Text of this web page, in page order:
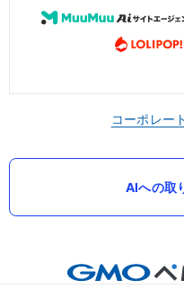
コーポレー
AIへの取